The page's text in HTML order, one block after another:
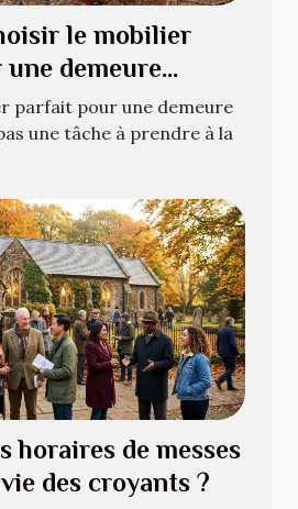
le mobilier
demeure
parfait pour une demeure
une tâche à prendre à la
horaires de messes
des croyants ?